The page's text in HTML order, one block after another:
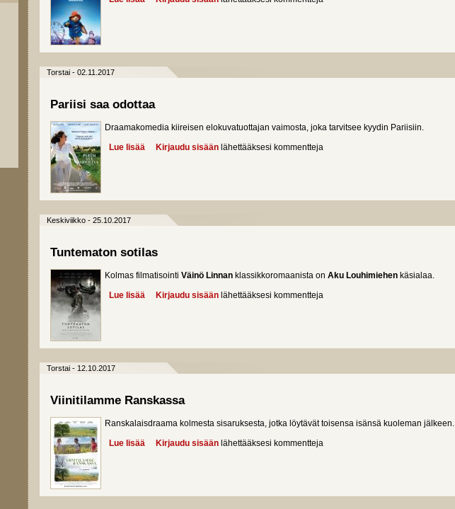
Torstai - 02.11.2017
Pariisi saa odottaa
Draamakomedia kiireisen elokuvatuottajan vaimosta, joka tarvitsee kyydin Pariisiin.
Lue lisää about Pariisi saa odottaa
Kirjaudu sisään lähettääksesi kommentteja
Keskiviikko - 25.10.2017
Tuntematon sotilas
Kolmas filmatisointi Väinö Linnan klassikkoromaanista on Aku Louhimiehen käsialaa.
Lue lisää about Tuntematon sotilas
Kirjaudu sisään lähettääksesi kommentteja
Torstai - 12.10.2017
Viinitilamme Ranskassa
Ranskalaisdraama kolmesta sisaruksesta, jotka löytävät toisensa isänsä kuoleman jälkeen.
Lue lisää about Viinitilamme Ranskassa
Kirjaudu sisään lähettääksesi kommentteja